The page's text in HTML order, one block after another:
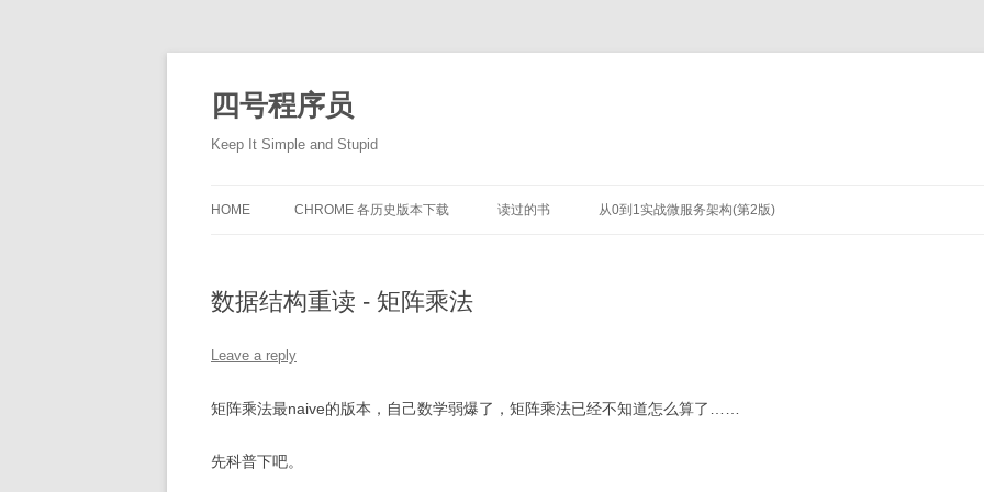
content
四号程序员
Keep It Simple and Stupid
HOME CHROME 各历史版本下载 读过的书 从0到1实战微服务架构(第2版)
数据结构重读 - 矩阵乘法
Leave a reply
矩阵乘法最naive的版本，自己数学弱爆了，矩阵乘法已经不知道怎么算了……
先科普下吧。